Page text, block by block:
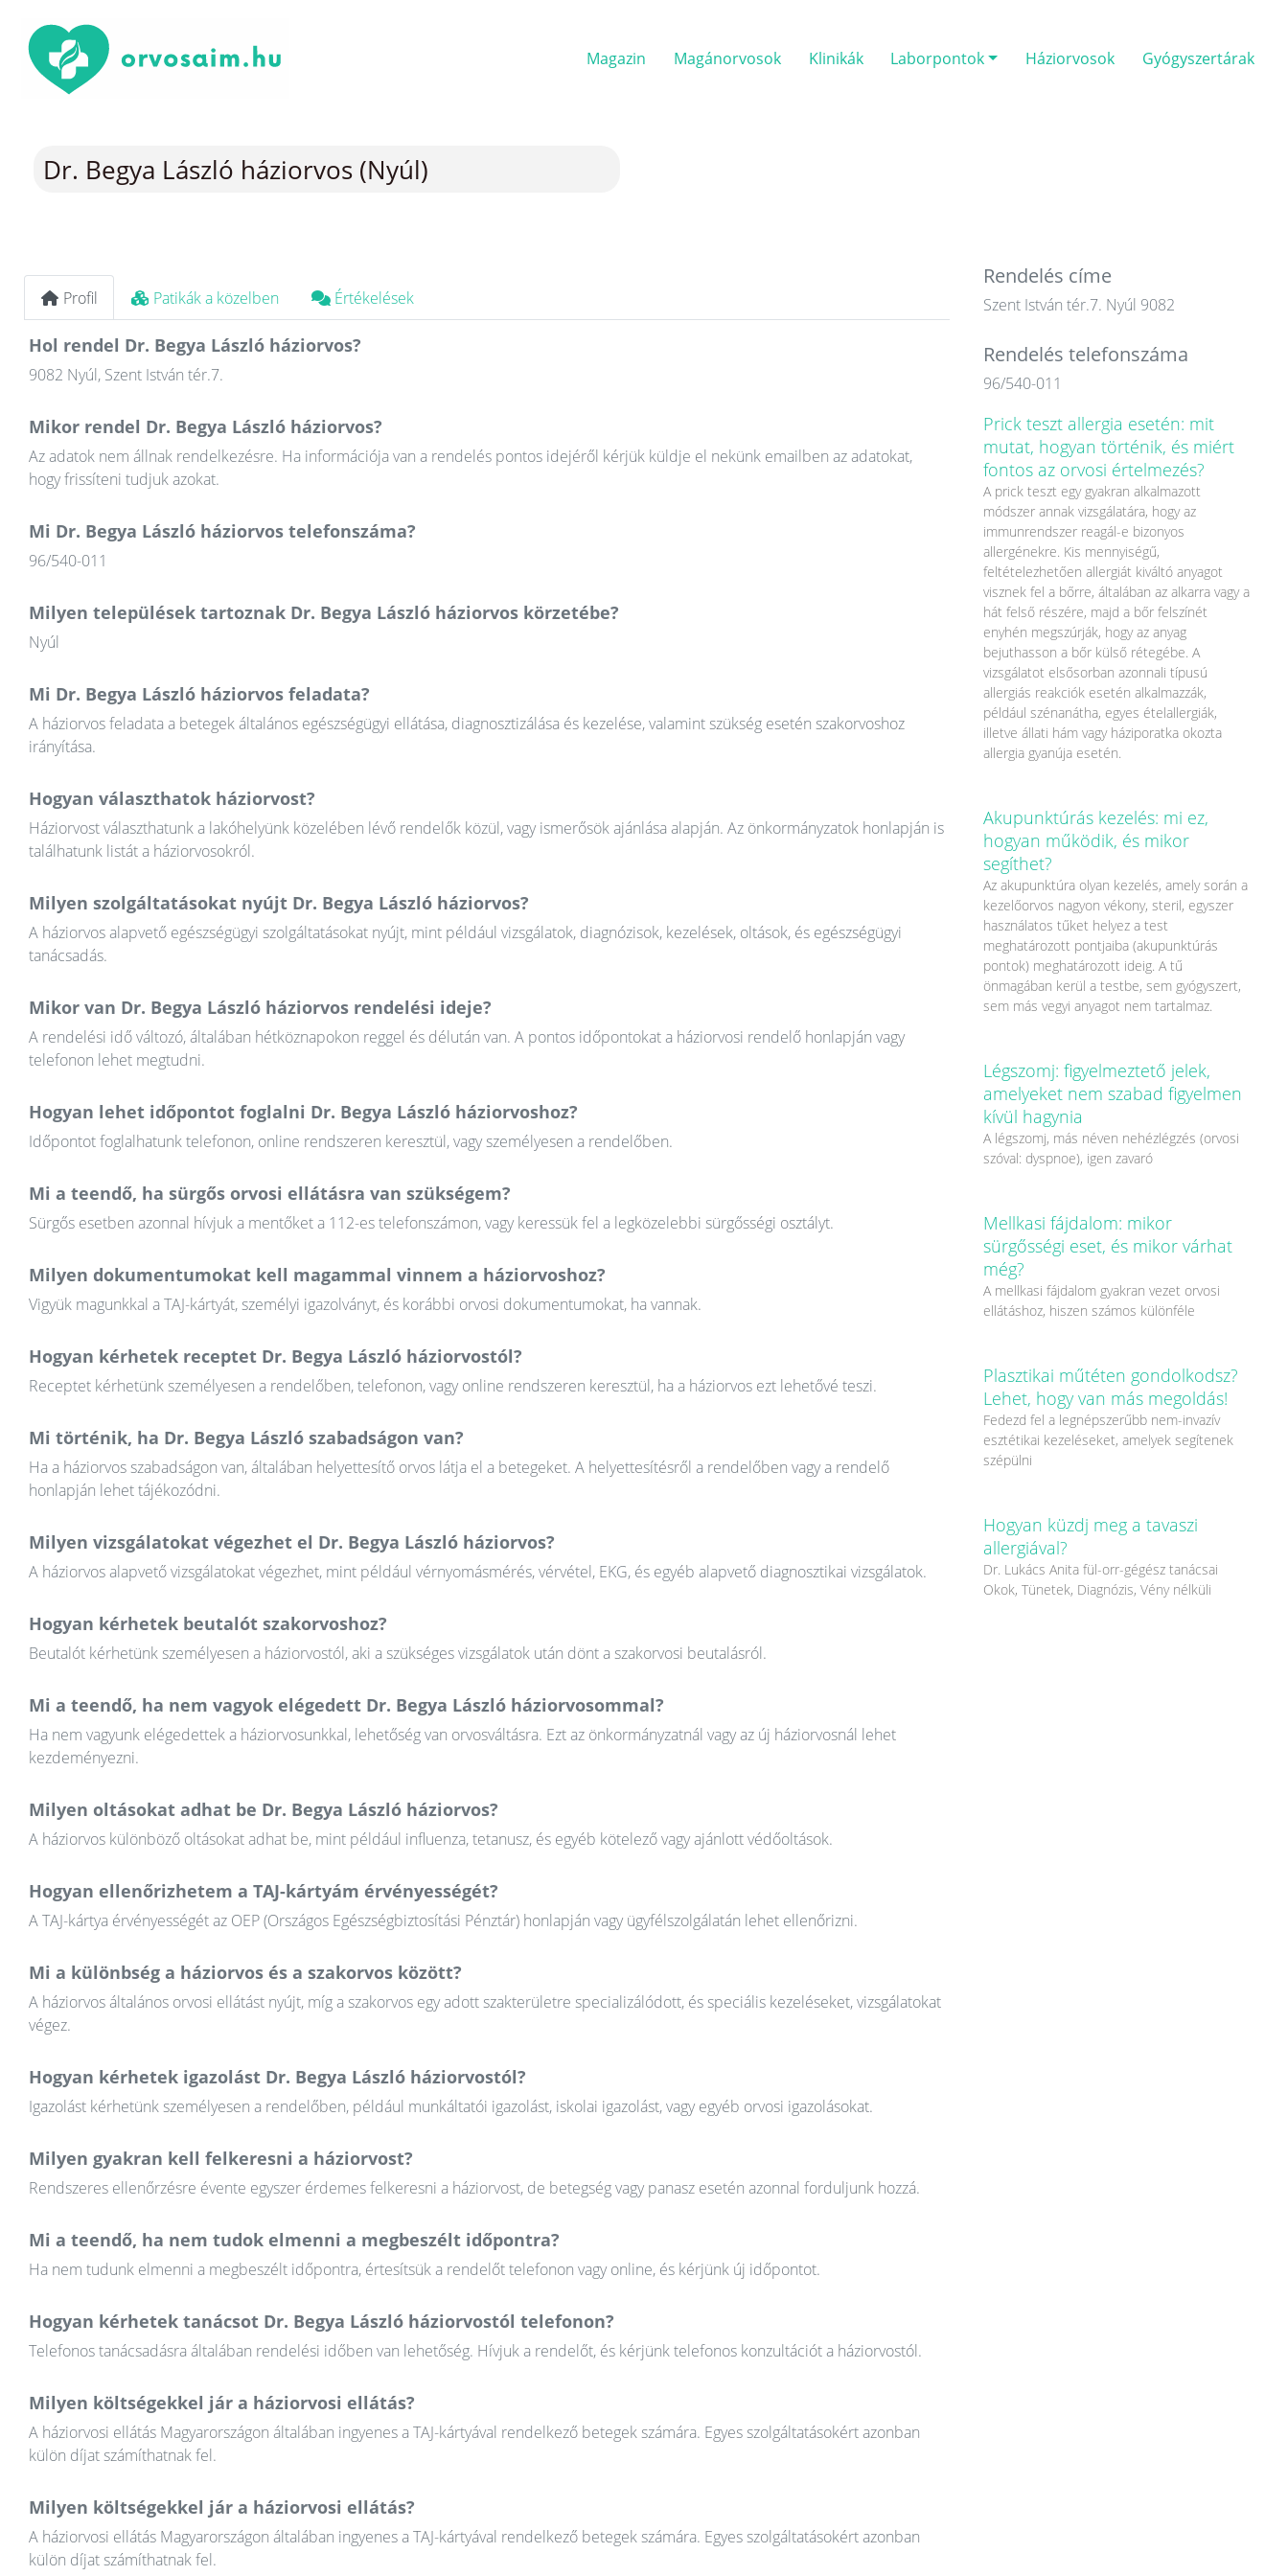
Magazin Magánorvosok Klinikák Laborpontok Háziorvosok Gyógyszertárak
Dr. Begya László háziorvos (Nyúl)
Profil Patikák a közelben Értékelések
Hol rendel Dr. Begya László háziorvos?
9082 Nyúl, Szent István tér.7.
Mikor rendel Dr. Begya László háziorvos?
Az adatok nem állnak rendelkezésre. Ha információja van a rendelés pontos idejéről kérjük küldje el nekünk emailben az adatokat,
hogy frissíteni tudjuk azokat.
Mi Dr. Begya László háziorvos telefonszáma?
96/540-011
Milyen települések tartoznak Dr. Begya László háziorvos körzetébe?
Nyúl
Mi Dr. Begya László háziorvos feladata?
A háziorvos feladata a betegek általános egészségügyi ellátása, diagnosztizálása és kezelése, valamint szükség esetén szakorvoshoz
irányítása.
Hogyan választhatok háziorvost?
Háziorvost választhatunk a lakóhelyünk közelében lévő rendelők közül, vagy ismerősök ajánlása alapján. Az önkormányzatok honlapján is
találhatunk listát a háziorvosokról.
Milyen szolgáltatásokat nyújt Dr. Begya László háziorvos?
A háziorvos alapvető egészségügyi szolgáltatásokat nyújt, mint például vizsgálatok, diagnózisok, kezelések, oltások, és egészségügyi
tanácsadás.
Mikor van Dr. Begya László háziorvos rendelési ideje?
A rendelési idő változó, általában hétköznapokon reggel és délután van. A pontos időpontokat a háziorvosi rendelő honlapján vagy
telefonon lehet megtudni.
Hogyan lehet időpontot foglalni Dr. Begya László háziorvoshoz?
Időpontot foglalhatunk telefonon, online rendszeren keresztül, vagy személyesen a rendelőben.
Mi a teendő, ha sürgős orvosi ellátásra van szükségem?
Sürgős esetben azonnal hívjuk a mentőket a 112-es telefonszámon, vagy keressük fel a legközelebbi sürgősségi osztályt.
Milyen dokumentumokat kell magammal vinnem a háziorvoshoz?
Vigyük magunkkal a TAJ-kártyát, személyi igazolványt, és korábbi orvosi dokumentumokat, ha vannak.
Hogyan kérhetek receptet Dr. Begya László háziorvostól?
Receptet kérhetünk személyesen a rendelőben, telefonon, vagy online rendszeren keresztül, ha a háziorvos ezt lehetővé teszi.
Mi történik, ha Dr. Begya László szabadságon van?
Ha a háziorvos szabadságon van, általában helyettesítő orvos látja el a betegeket. A helyettesítésről a rendelőben vagy a rendelő
honlapján lehet tájékozódni.
Milyen vizsgálatokat végezhet el Dr. Begya László háziorvos?
A háziorvos alapvető vizsgálatokat végezhet, mint például vérnyomásmérés, vérvétel, EKG, és egyéb alapvető diagnosztikai vizsgálatok.
Hogyan kérhetek beutalót szakorvoshoz?
Beutalót kérhetünk személyesen a háziorvostól, aki a szükséges vizsgálatok után dönt a szakorvosi beutalásról.
Mi a teendő, ha nem vagyok elégedett Dr. Begya László háziorvosommal?
Ha nem vagyunk elégedettek a háziorvosunkkal, lehetőség van orvosváltásra. Ezt az önkormányzatnál vagy az új háziorvosnál lehet
kezdeményezni.
Milyen oltásokat adhat be Dr. Begya László háziorvos?
A háziorvos különböző oltásokat adhat be, mint például influenza, tetanusz, és egyéb kötelező vagy ajánlott védőoltások.
Hogyan ellenőrizhetem a TAJ-kártyám érvényességét?
A TAJ-kártya érvényességét az OEP (Országos Egészségbiztosítási Pénztár) honlapján vagy ügyfélszolgálatán lehet ellenőrizni.
Mi a különbség a háziorvos és a szakorvos között?
A háziorvos általános orvosi ellátást nyújt, míg a szakorvos egy adott szakterületre specializálódott, és speciális kezeléseket, vizsgálatokat
végez.
Hogyan kérhetek igazolást Dr. Begya László háziorvostól?
Igazolást kérhetünk személyesen a rendelőben, például munkáltatói igazolást, iskolai igazolást, vagy egyéb orvosi igazolásokat.
Milyen gyakran kell felkeresni a háziorvost?
Rendszeres ellenőrzésre évente egyszer érdemes felkeresni a háziorvost, de betegség vagy panasz esetén azonnal forduljunk hozzá.
Mi a teendő, ha nem tudok elmenni a megbeszélt időpontra?
Ha nem tudunk elmenni a megbeszélt időpontra, értesítsük a rendelőt telefonon vagy online, és kérjünk új időpontot.
Hogyan kérhetek tanácsot Dr. Begya László háziorvostól telefonon?
Telefonos tanácsadásra általában rendelési időben van lehetőség. Hívjuk a rendelőt, és kérjünk telefonos konzultációt a háziorvostól.
Milyen költségekkel jár a háziorvosi ellátás?
A háziorvosi ellátás Magyarországon általában ingyenes a TAJ-kártyával rendelkező betegek számára. Egyes szolgáltatásokért azonban
külön díjat számíthatnak fel.
Milyen költségekkel jár a háziorvosi ellátás?
A háziorvosi ellátás Magyarországon általában ingyenes a TAJ-kártyával rendelkező betegek számára. Egyes szolgáltatásokért azonban
külön díjat számíthatnak fel.
Rendelés címe
Szent István tér.7. Nyúl 9082
Rendelés telefonszáma
96/540-011
Prick teszt allergia esetén: mit
mutat, hogyan történik, és miért
fontos az orvosi értelmezés?
A prick teszt egy gyakran alkalmazott
módszer annak vizsgálatára, hogy az
immunrendszer reagál-e bizonyos
allergénekre. Kis mennyiségű,
feltételezhetően allergiát kiváltó anyagot
visznek fel a bőrre, általában az alkarra vagy a
hát felső részére, majd a bőr felszínét
enyhén megszúrják, hogy az anyag
bejuthasson a bőr külső rétegébe. A
vizsgálatot elsősorban azonnali típusú
allergiás reakciók esetén alkalmazzák,
például szénanátha, egyes ételallergiák,
illetve állati hám vagy háziporatka okozta
allergia gyanúja esetén.
Akupunktúrás kezelés: mi ez,
hogyan működik, és mikor
segíthet?
Az akupunktúra olyan kezelés, amely során a
kezelőorvos nagyon vékony, steril, egyszer
használatos tűket helyez a test
meghatározott pontjaiba (akupunktúrás
pontok) meghatározott ideig. A tű
önmagában kerül a testbe, sem gyógyszert,
sem más vegyi anyagot nem tartalmaz.
Légszomj: figyelmeztető jelek,
amelyeket nem szabad figyelmen
kívül hagynia
A légszomj, más néven nehézlégzés (orvosi
szóval: dyspnoe), igen zavaró
Mellkasi fájdalom: mikor
sürgősségi eset, és mikor várhat
még?
A mellkasi fájdalom gyakran vezet orvosi
ellátáshoz, hiszen számos különféle
Plasztikai műtéten gondolkodsz?
Lehet, hogy van más megoldás!
Fedezd fel a legnépszerűbb nem-invazív
esztétikai kezeléseket, amelyek segítenek
szépülni
Hogyan küzdj meg a tavaszi
allergiával?
Dr. Lukács Anita fül-orr-gégész tanácsai
Okok, Tünetek, Diagnózis, Vény nélküli